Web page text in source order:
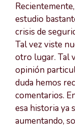
estudio
crisis de
Tal vez viste
otro lugar. Tal
opinión
duda hemos
comentarios.
esa historia ya
aumentando,